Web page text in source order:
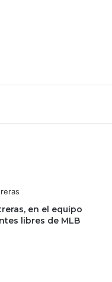
en el equipo
libres de MLB